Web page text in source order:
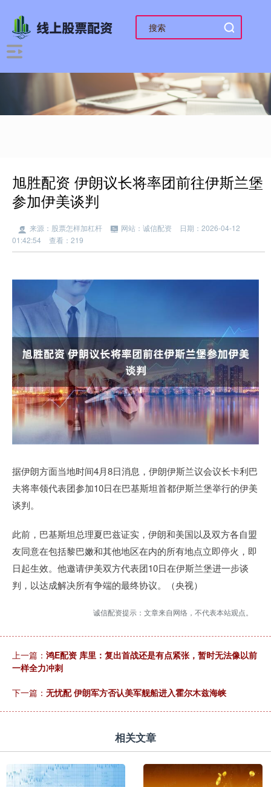
旭胜配资 伊朗议长将率团前往伊斯兰堡
参加伊美谈判
来源：股票怎样加杠杆 网站：诚信配资
日期：2026-04-12
01:42:54
查看：219
据伊朗方面当地时间4月8日消息，伊朗伊斯兰议会议长卡利巴
夫将率领代表团参加10日在巴基斯坦首都伊斯兰堡举行的伊美
谈判。
此前，巴基斯坦总理夏巴兹证实，伊朗和美国以及双方各自盟
友同意在包括黎巴嫩和其他地区在内的所有地点立即停火，即
日起生效。他邀请伊美双方代表团10日在伊斯兰堡进一步谈
判，以达成解决所有争端的最终协议。（央视）
诚信配资提示：文章来自网络，不代表本站观点。
上一篇： 鸿E配资 库里：复出首战还是有点紧张，暂时无法像以前
一样全力冲刺
下一篇： 无忧配 伊朗军方否认美军舰船进入霍尔木兹海峡
相关文章